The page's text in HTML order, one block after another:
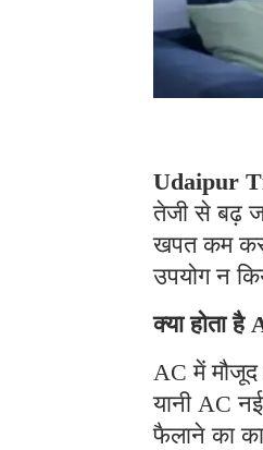
Udaipur
तेजी से बढ़
खपत कम
उपयोग न
क्या होता
AC में
यानी AC
फैलाने का